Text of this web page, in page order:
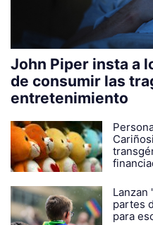
John Piper insta a
de consumir las
entretenimiento
Lanzan
partes
para